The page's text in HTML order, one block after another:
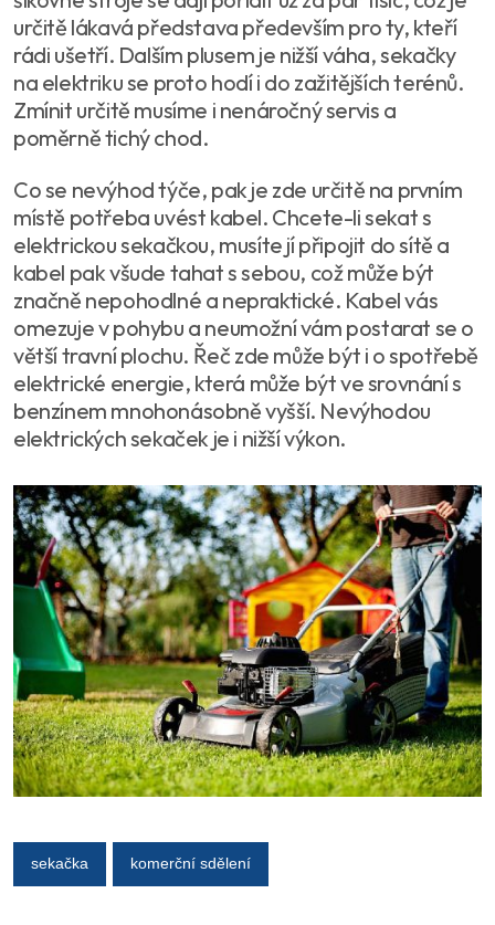
určitě lákavá představa především pro ty, kteří
rádi ušetří. Dalším plusem je nižší váha, sekačky
na elektriku se proto hodí i do zažitějších terénů.
Zmínit určitě musíme i nenáročný servis a
poměrně tichý chod.
Co se nevýhod týče, pak je zde určitě na prvním
místě potřeba uvést kabel. Chcete-li sekat s
elektrickou sekačkou, musíte jí připojit do sítě a
kabel pak všude tahat s sebou, což může být
značně nepohodlné a nepraktické. Kabel vás
omezuje v pohybu a neumožní vám postarat se o
větší travní plochu. Řeč zde může být i o spotřebě
elektrické energie, která může být ve srovnání s
benzínem mnohonásobně vyšší. Nevýhodou
elektrických sekaček je i nižší výkon.
sekačka komerční sdělení